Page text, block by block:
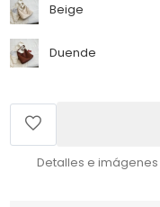
Beige
Duende
Detalles e